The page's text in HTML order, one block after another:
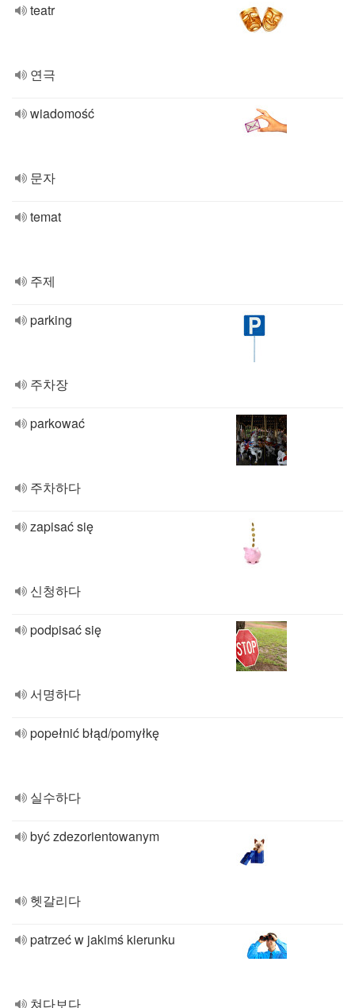
teatr
연극
wiadomość
문자
temat
주제
parking
주차장
parkować
주차하다
zapisać się
신청하다
podpisać się
서명하다
popełnić błąd/pomyłkę
실수하다
być zdezorientowanym
헷갈리다
patrzeć w jakimś kierunku
쳐다보다